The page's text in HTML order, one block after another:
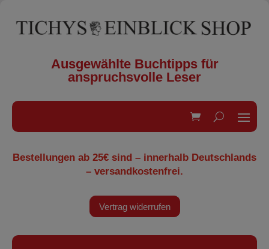
Ausgewählte Buchtipps für
anspruchsvolle Leser
Bestellungen ab 25€ sind – innerhalb Deutschlands
– versandkostenfrei.
Vertrag widerrufen